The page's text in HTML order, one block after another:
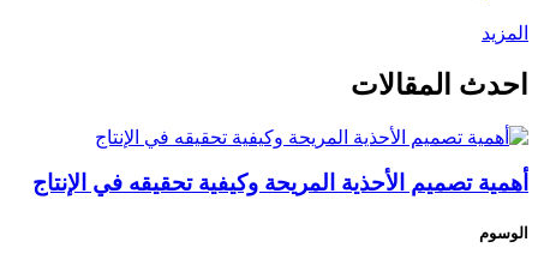
المزيد
احدث المقالات
أهمية تصميم الأحذية المريحة وكيفية تحقيقه في الإنتاج
الوسوم